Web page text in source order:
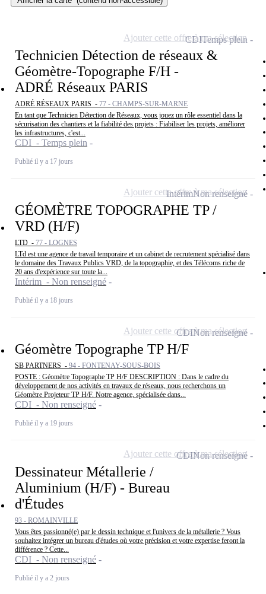
Technicien Détection de réseaux &
Géomètre-Topographe F/H -
ADRÉ Réseaux PARIS
ADRÉ RÉSEAUX PARIS - 77 - CHAMPS-SUR-MARNE
En tant que Technicien Détection de Réseaux, vous jouez un rôle essentiel dans la
sécurisation des chantiers et la fiabilité des projets : Fiabiliser les projets, améliorer
les infrastructures, c'est...
CDI - Temps plein
Publié il y a 17 jours
CDITemps plein
Ajouter cette offre à ma sélection
GÉOMÈTRE TOPOGRAPHE TP /
VRD (H/F)
LTD - 77 - LOGNES
LTd est une agence de travail temporaire et un cabinet de recrutement spécialisé dans
le domaine des Travaux Publics VRD, de la topographie, et des Télécoms riche de
20 ans d'expérience sur toute la...
Intérim - Non renseigné
Publié il y a 18 jours
IntérimNon renseigné
Ajouter cette offre à ma sélection
Géomètre Topographe TP H/F
SB PARTNERS - 94 - FONTENAY-SOUS-BOIS
POSTE : Géomètre Topographe TP H/F DESCRIPTION : Dans le cadre du
développement de nos activités en travaux de réseaux, nous recherchons un
Géomètre Projeteur TP H/F. Notre agence, spécialisée dans...
CDI - Non renseigné
Publié il y a 19 jours
CDINon renseigné
Ajouter cette offre à ma sélection
Dessinateur Métallerie /
Aluminium (H/F) - Bureau
d'Études
93 - ROMAINVILLE
Vous êtes passionné(e) par le dessin technique et l'univers de la métallerie ? Vous
souhaitez intégrer un bureau d'études où votre précision et votre expertise feront la
différence ? Cette...
CDI - Non renseigné
Publié il y a 2 jours
CDINon renseigné
Ajouter cette offre à ma sélection